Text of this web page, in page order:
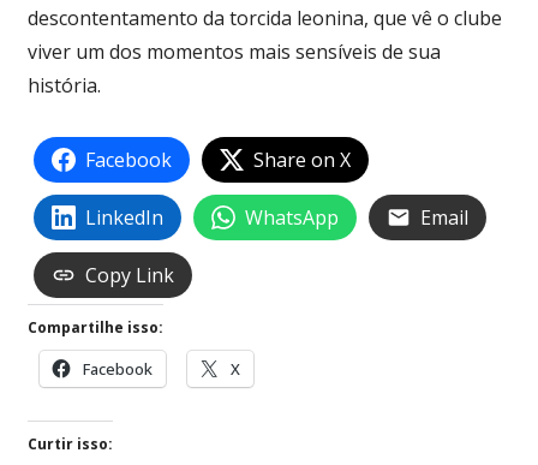
descontentamento da torcida leonina, que vê o clube
viver um dos momentos mais sensíveis de sua
história.
Facebook Share on X
LinkedIn WhatsApp Email
Copy Link
Compartilhe isso:
Facebook X
Curtir isso: